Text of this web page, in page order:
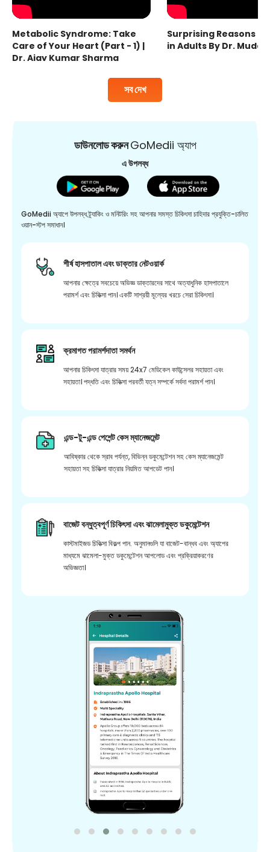
সব দেখ
Metabolic Syndrome: Take
Care of Your Heart (Part - 1) |
Dr. Ajay Kumar Sharma
Surprising Reasons
in Adults By Dr.
ডাউনলোড করুনGoMedii অ্যাপ
এ উপলব্ধ
GoMedii অ্যাপে উপলব্ধ ট্র্যাকিং ও মনিটরিং সহ আপনার সমস্ত চিকিৎসা চাহিদার প্রযুক্তি-চালিত
ওয়ান-স্টপ সমাধান।
শীর্ষ হাসপাতাল এবং ডাক্তার নেটওয়ার্ক
আপনার ক্ষেত্রে সবচেয়ে অভিজ্ঞ ডাক্তারদের সাথে অত্যাধুনিক হাসপাতালে
পরামর্শ এবং চিকিত্সা পান। একটি সাশ্রয়ী মূল্যের খরচে সেরা চিকিৎসা।
ক্রমাগত পরামর্শদাতা সমর্থন
আপনার চিকিৎসা যাত্রার সময় 24x7 মেডিকেল কাউন্সেলর সহায়তা এবং
সহায়তা। পদ্ধতি এবং চিকিত্সা পরবর্তী যত্ন সম্পর্কে সর্বদা পরামর্শ পান।
এন্ড-টু-এন্ড পেশেন্ট কেস ম্যানেজমেন্ট
আবিষ্কার থেকে স্রাব পর্যন্ত, বিভিন্ন ডকুমেন্টেশন সহ কেস ম্যানেজমেন্ট
সহায়তা সহ চিকিত্সা যাত্রার নিয়মিত আপডেট পান।
বাজেট বন্ধুত্বপূর্ণ চিকিৎসা এবং ঝামেলামুক্ত ডকুমেন্টেশন
কাস্টমাইজড চিকিত্সা বিকল্প পান. অনুমানগুলি যা বাজেট-বান্ধব এবং অ্যাপের
মাধ্যমে ঝামেলা-মুক্ত ডকুমেন্টেশন আপলোড এবং প্রক্রিয়াকরণের
অভিজ্ঞতা।